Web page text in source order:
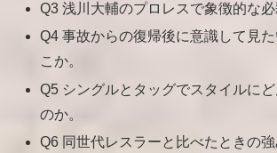
Q3 浅川大輔のプロレスで象徴的な必
Q4 事故からの復帰後に意識して見
こか。
Q5 シングルとタッグでスタイルに
のか。
Q6 同世代レスラーと比べたときの